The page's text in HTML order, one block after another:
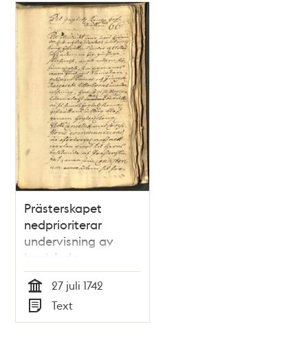
Prästerskapet
nedprioriterar
undervisning av
benhårda
religionsbrottslingar
Tid
27 juli 1742
Typ
Text